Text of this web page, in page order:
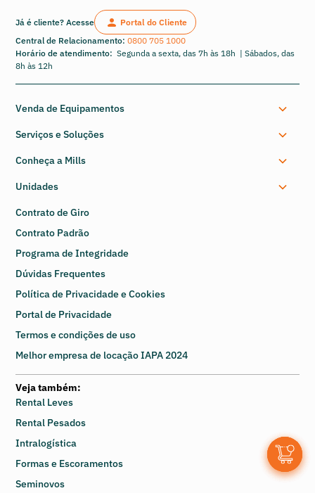
Já é cliente? Acesse
Portal do Cliente
Central de Relacionamento:0800 705 1000
Horário de atendimento:Segunda a sexta, das 7h às 18h | Sábados, das
8h às 12h
Venda de Equipamentos
Serviços e Soluções
Conheça a Mills
Unidades
Contrato de Giro
Contrato Padrão
Programa de Integridade
Dúvidas Frequentes
Política de Privacidade e Cookies
Portal de Privacidade
Termos e condições de uso
Melhor empresa de locação IAPA 2024
Veja também:
Rental Leves
Rental Pesados
Intralogística
Formas e Escoramentos
Seminovos
0